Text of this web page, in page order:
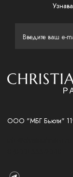
ООО "МБГ Бьюти"